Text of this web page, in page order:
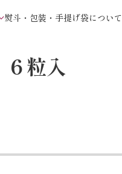
熨斗・包装・手提げ袋について
６粒入